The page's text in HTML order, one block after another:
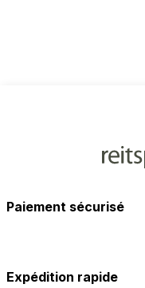
Paiement sécurisé
Expédition rapide